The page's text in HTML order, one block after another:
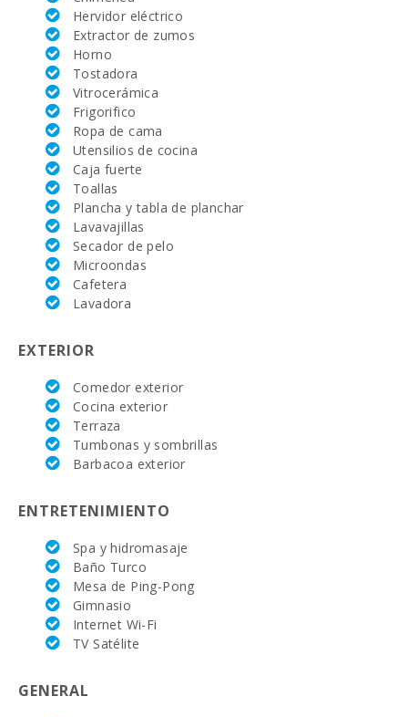
(km):
Supermercado - Eroski (km):
Deporte Acuatico (km):
JUNGLE PARC MALLORCA (km):
Katmandu Park (km):
Parque atracciones - Palma Aquarium (km):
Marineland Mallorca (km):
Playa Cala Dor (km):
Playa Cala Tropicana (km):
Playa Cala Marsal (km):
Pueblo Felanitx ( km ):
Estación de tren en Plaça de l′Estació, Manacor
Parada de autobuses (km):
Distancia al aeropuerto (кm):
Zona de barbacoa:
Hervidor eléctrico
Extractor de zumos
Horno
Tostadora
Vitrocerámica
Frigorifico
Ropa de cama
Utensilios de cocina
Caja fuerte
Toallas
Plancha y tabla de planchar
Lavavajillas
Secador de pelo
Microondas
Cafetera
Lavadora
EXTERIOR
Comedor exterior
Cocina exterior
Terraza
Tumbonas y sombrillas
Barbacoa exterior
ENTRETENIMIENTO
Spa y hidromasaje
Baño Turco
Mesa de Ping-Pong
Gimnasio
Internet Wi-Fi
TV Satélite
GENERAL